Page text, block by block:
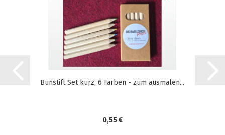
Bunstift Set kurz, 6 Farben - zum ausmalen...
0,55 €